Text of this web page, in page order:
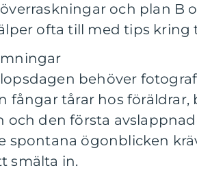
och plan B
ofta till med tips kring
behöver
fångar tårar hos
och den första
spontana ögonblicken
smälta in.